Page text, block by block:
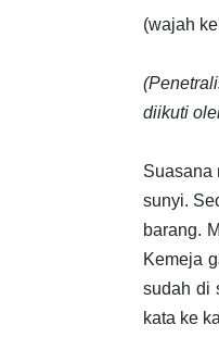
(wajah
diikuti
Suasana
sunyi.
barang.
Kemeja
sudah di
kata ke